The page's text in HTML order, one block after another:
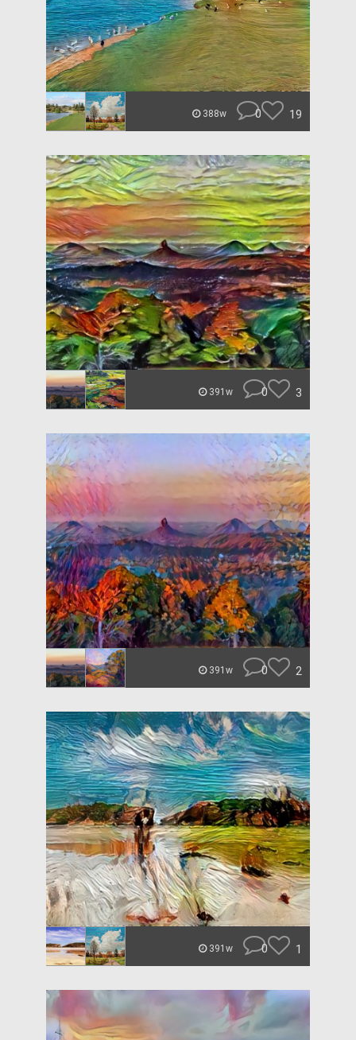
388w 0 19
391w 0 3
391w 0 2
391w 0 1